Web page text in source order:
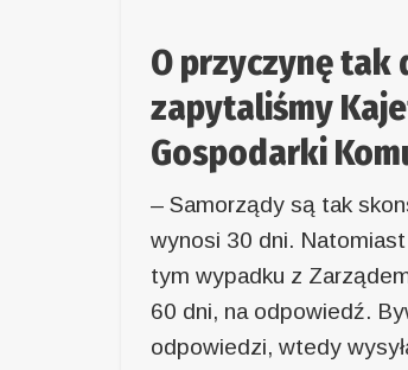
O przyczynę tak
zapytaliśmy
Gospodarki
– Samorządy są tak
wynosi 30 dni.
tym wypadku z
60 dni, na odpowiedź.
odpowiedzi, wtedy